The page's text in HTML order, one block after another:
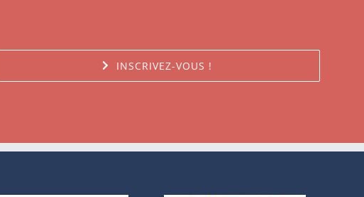
INSCRIVEZ-VOUS !